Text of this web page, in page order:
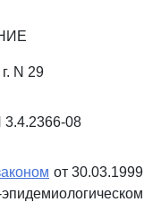
N 29
08
от 30.03.1999